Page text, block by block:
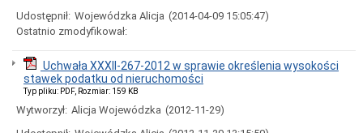
stanowiska
urzędnicze
Rejestry
archiwum
Nieodpłatna
pomoc
Udostępnił: Wojewódzka Alicja (2014-04-09 15:05:47)
Ostatnio zmodyfikował:
Uchwała XXXII-267-2012 w sprawie określenia wysokości
stawek podatku od nieruchomości
Typ pliku: PDF, Rozmiar: 159 KB
Wytworzył: Alicja Wojewódzka (2012-11-29)